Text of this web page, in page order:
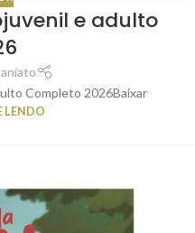
e adulto
Completo 2026Baixar
LENDO